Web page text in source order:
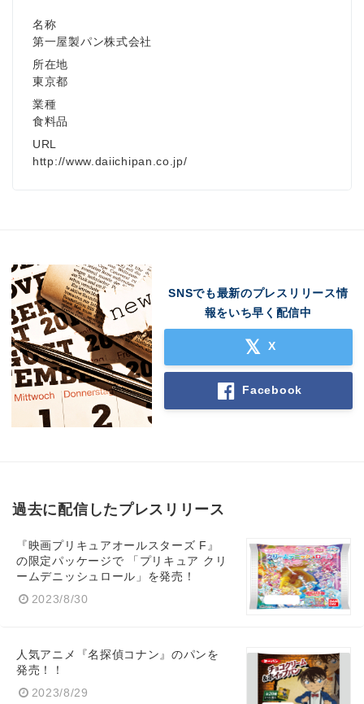
名称
第一屋製パン株式会社
所在地
東京都
業種
食料品
URL
http://www.daiichipan.co.jp/
SNSでも最新のプレスリリース情
報をいち早く配信中
X
Facebook
過去に配信したプレスリリース
『映画プリキュアオールスターズ F』
の限定パッケージで 「プリキュア クリ
ームデニッシュロール」を発売！
2023/8/30
人気アニメ『名探偵コナン』のパンを
発売！！
2023/8/29